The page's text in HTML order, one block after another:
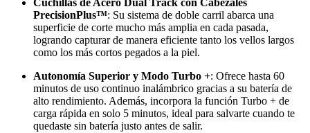
Cuchillas de Acero Dual Track con Cabezales
PrecisionPlus™: Su sistema de doble carril abarca una
superficie de corte mucho más amplia en cada pasada,
logrando capturar de manera eficiente tanto los vellos largos
como los más cortos pegados a la piel.
Autonomía Superior y Modo Turbo +: Ofrece hasta 60
minutos de uso continuo inalámbrico gracias a su batería de
alto rendimiento. Además, incorpora la función Turbo + de
carga rápida en solo 5 minutos, ideal para salvarte cuando te
quedaste sin batería justo antes de salir.